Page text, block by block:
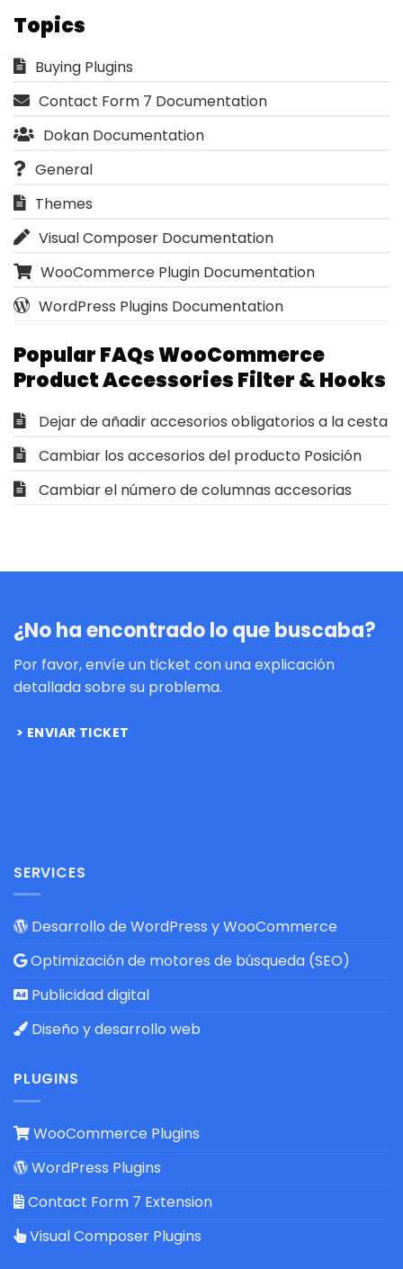
Topics
Buying Plugins
Contact Form 7 Documentation
Dokan Documentation
General
Themes
Visual Composer Documentation
WooCommerce Plugin Documentation
WordPress Plugins Documentation
Popular FAQs WooCommerce
Product Accessories Filter & Hooks
Dejar de añadir accesorios obligatorios a la cesta
Cambiar los accesorios del producto Posición
Cambiar el número de columnas accesorias
¿No ha encontrado lo que buscaba?
Por favor, envíe un ticket con una explicación
detallada sobre su problema.
ENVIAR TICKET
SERVICES
Desarrollo de WordPress y WooCommerce
Optimización de motores de búsqueda (SEO)
Publicidad digital
Diseño y desarrollo web
PLUGINS
WooCommerce Plugins
WordPress Plugins
Contact Form 7 Extension
Visual Composer Plugins